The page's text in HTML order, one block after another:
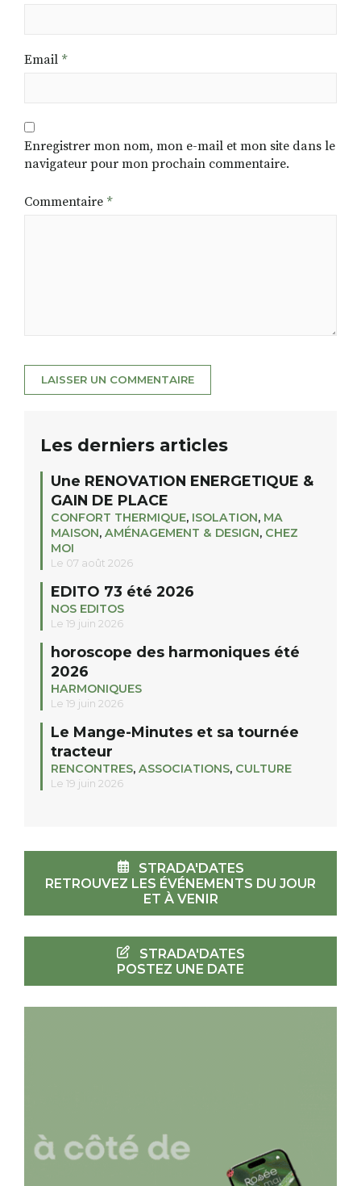
Email *
Enregistrer mon nom, mon e-mail et mon site dans le
navigateur pour mon prochain commentaire.
Commentaire *
Les derniers articles
Une RENOVATION ENERGETIQUE &
GAIN DE PLACE
CONFORT THERMIQUE, ISOLATION, MA
MAISON, AMÉNAGEMENT & DESIGN, CHEZ
MOI
Le 07 août 2026
EDITO 73 été 2026
NOS EDITOS
Le 19 juin 2026
horoscope des harmoniques été
2026
HARMONIQUES
Le 19 juin 2026
Le Mange-Minutes et sa tournée
tracteur
RENCONTRES, ASSOCIATIONS, CULTURE
Le 19 juin 2026
STRADA'DATES
RETROUVEZ LES ÉVÉNEMENTS DU JOUR
ET À VENIR
STRADA'DATES
POSTEZ UNE DATE